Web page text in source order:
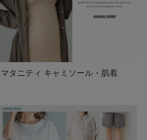
マタニティ キャミソール・肌着